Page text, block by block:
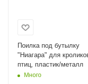
Поилка под бутылку
"Ниагара" для
птиц, пластик/металл
Много